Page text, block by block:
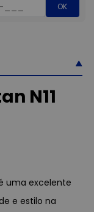
OK
N11
uma excelente
e estilo na